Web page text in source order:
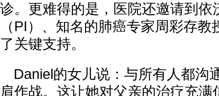
诊。更难得的是，医院还邀请到依
（PI）、知名的肺癌专家周彩存
了关键支持。
Daniel的女儿说：与所有人都沟
肩作战。这让她对父亲的治疗充满